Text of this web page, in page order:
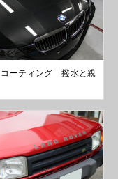
コーティング 撥水と親